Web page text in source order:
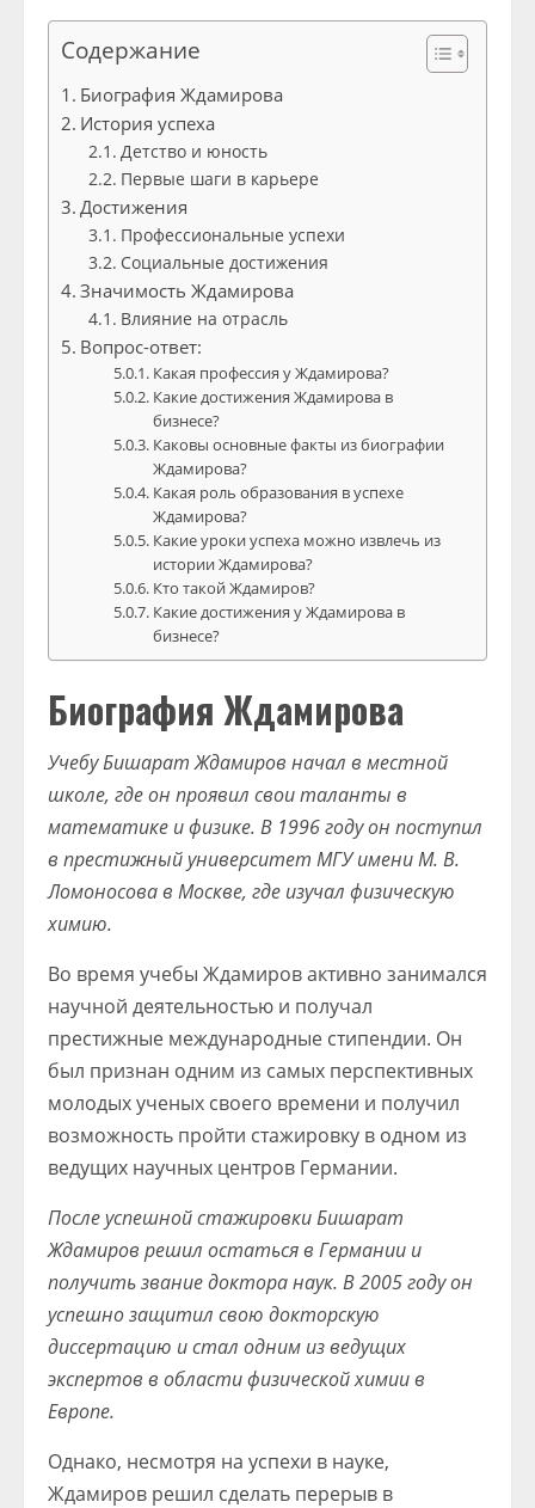
Содержание
Биография Ждамирова
История успеха
Детство и юность
Первые шаги в карьере
Достижения
Профессиональные успехи
Социальные достижения
Значимость Ждамирова
Влияние на отрасль
Вопрос-ответ:
Какая профессия у Ждамирова?
Какие достижения Ждамирова в
бизнесе?
Каковы основные факты из биографии
Ждамирова?
Какая роль образования в успехе
Ждамирова?
Какие уроки успеха можно извлечь из
истории Ждамирова?
Кто такой Ждамиров?
Какие достижения у Ждамирова в
бизнесе?
Биография Ждамирова
Учебу Бишарат Ждамиров начал в местной
школе, где он проявил свои таланты в
математике и физике. В 1996 году он поступил
в престижный университет МГУ имени М. В.
Ломоносова в Москве, где изучал физическую
химию.
Во время учебы Ждамиров активно занимался
научной деятельностью и получал
престижные международные стипендии. Он
был признан одним из самых перспективных
молодых ученых своего времени и получил
возможность пройти стажировку в одном из
ведущих научных центров Германии.
После успешной стажировки Бишарат
Ждамиров решил остаться в Германии и
получить звание доктора наук. В 2005 году он
успешно защитил свою докторскую
диссертацию и стал одним из ведущих
экспертов в области физической химии в
Европе.
Однако, несмотря на успехи в науке,
Ждамиров решил сделать перерыв в